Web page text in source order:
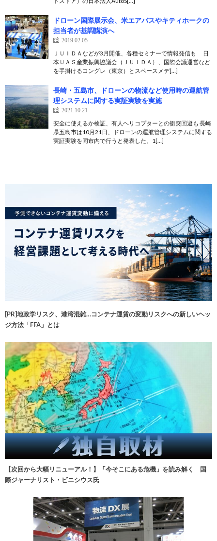
ドローン国際展示会、米エアバスやキティホークの
担当者が基調講演へ
2019.02.05
ＪＵＩＤＡなどが3月開催、各種セミナーで情報発信も 日
本ＵＡＳ産業振興協議会（ＪＵＩＤＡ）、国際会議運営など
を手掛けるコングレ（東京）とスペースメデ[…]
長崎・五島市、ドローンの物流など使用時の運航管
理システムに関する実証実験を実施
2021.10.21
安全に使えるか検証、有人ヘリコプターとの衝突回避も 長崎
県五島市は10月21日、ドローンの運航管理システムに関する
実証実験を同市内で行うと発表した。1[…]
[PR]地政学リスク、港湾混雑…コンテナ運賃の変動リスクへの新しいヘッ
ジ方法「FFA」とは
【次回から大幅リニューアル！】「今そこにある危機」を読み解く 国
際ジャーナリスト・ビニシウス氏